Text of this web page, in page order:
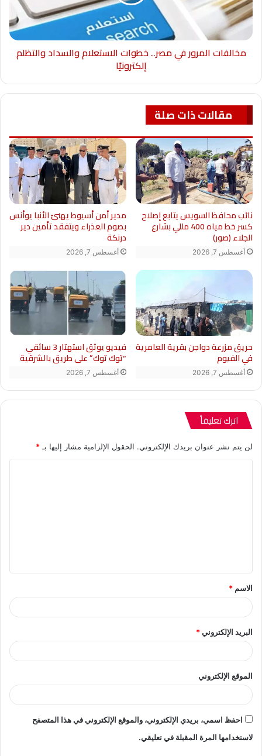
مخالفات المرور في مصر.. خطوات الاستعلام والسداد والتظلم
إلكترونيًا
مقالات ذات صلة
نائب محافظ السويس يتابع إصلاح
كسر خط مياه 400 مللي بشارع
الجلاء (صور)
أغسطس 7, 2026
مدير أمن أسيوط يهنئ الأنبا يوأنس
بصوم العذراء ويتفقد تأمين دير
درنكة
أغسطس 7, 2026
حريق مزرعة دواجن بقرية العامرية
في الفيوم
أغسطس 7, 2026
فيديو يوثق استهتار 3 سائقي
“توك توك” على طريق بالشرقية
أغسطس 7, 2026
اترك تعليقاً
لن يتم نشر عنوان بريدك الإلكتروني. الحقول الإلزامية مشار إليها بـ *
ق
*
الاسم *
البريد الإلكتروني*
الموقع الإلكتروني
احفظ اسمي، بريدي الإلكتروني، والموقع الإلكتروني في هذا المتصفح
لاستخدامها المرة المقبلة في تعليقي.